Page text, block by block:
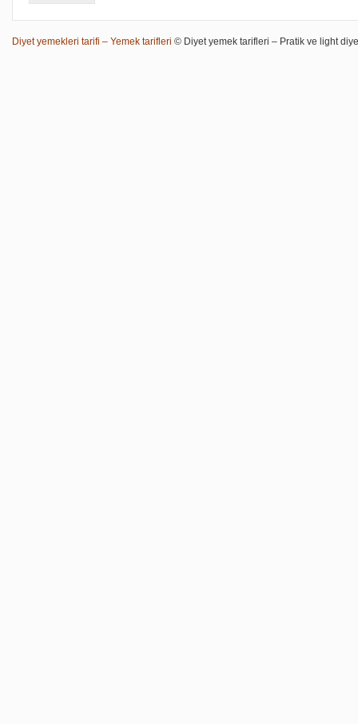
Diyet yemekleri tarifi – Yemek tarifleri © Diyet yemek tarifleri – Pratik ve light